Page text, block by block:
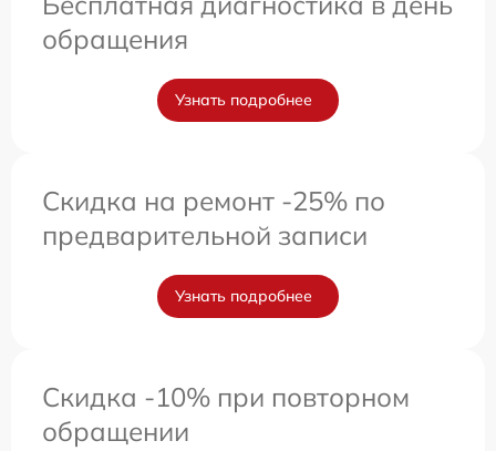
обращения
Узнать подробнее
Скидка на ремонт -25% по
предварительной записи
Узнать подробнее
Скидка -10% при повторном
обращении